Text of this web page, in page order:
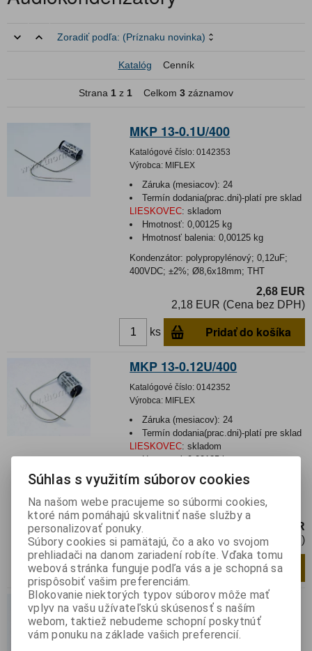
Zoradiť podľa: (Príznaku novinka)
Katalóg Cenník
Strana 1 z 1 Celkom 3 záznamov
MKP 13-0.1U/400
Katalógové číslo: 0142353
Výrobca: MIFLEX
Záruka (mesiacov): 24
Termín dodania(prac.dni)-platí pre sklad
LIESKOVEC: skladom
Hmotnosť:0,00125 kg
Hmotnosť balenia:0,00125 kg
Kondenzátor: polypropylénový; 0,12uF;
400VDC; ±2%; Ø8,6x18mm; THT
2,68 EUR
2,18 EUR (Cena bez DPH)
ks Pridať do košíka
MKP 13-0.12U/400
Katalógové číslo: 0142352
Výrobca: MIFLEX
Záruka (mesiacov): 24
Termín dodania(prac.dni)-platí pre sklad
LIESKOVEC: skladom
Hmotnosť:0,00125 kg
Hmotnosť balenia:
0,00125 kg
400VDC; ±2%; Ø8,6x18mm; THT
2,68 EUR
2,18 EUR (Cena bez DPH)
ks Pridať do košíka
MKP 13-0.39U/400
Katalógové číslo:0140610
Výrobca:MIFLEX
Súhlas s využitím súborov cookies
Na našom webe pracujeme so súbormi cookies,
ktoré nám pomáhajú skvalitniť naše služby a
personalizovať ponuky.
Súbory cookies si pamätajú, čo a ako vo svojom
prehliadači na danom zariadení robíte. Vďaka tomu
webová stránka funguje podľa vás a je schopná sa
prispôsobiť vašim preferenciám.
Blokovanie niektorých typov súborov môže mať
vplyv na vašu užívateľskú skúsenosť s naším
webom, taktiež nebudeme schopní poskytnúť
vám ponuku na základe vašich preferencií.